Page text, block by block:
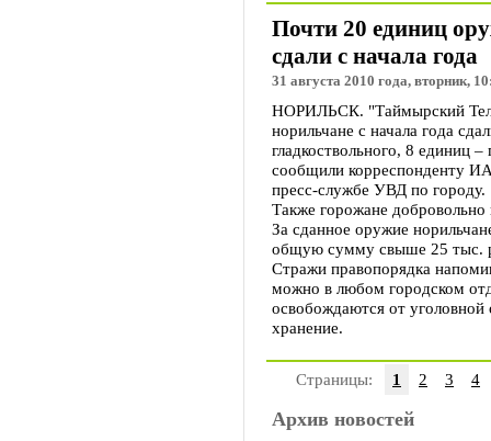
Почти 20 единиц
сдали с начала года
31 августа 2010 года, вторник,
НОРИЛЬСК. "Таймырский
норильчане с начала года
гладкоствольного, 8 единиц
сообщили корреспонденту
пресс-службе УВД по городу.
Также горожане
За сданное оружие
общую сумму свыше 25 тыс.
Стражи правопорядка
можно в любом городском
освобождаются от уголовной
хранение.
Страницы: 1 2 3 4
Архив новостей